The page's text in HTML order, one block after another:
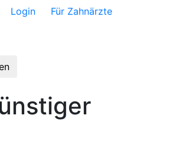
Login Für Zahnärzte